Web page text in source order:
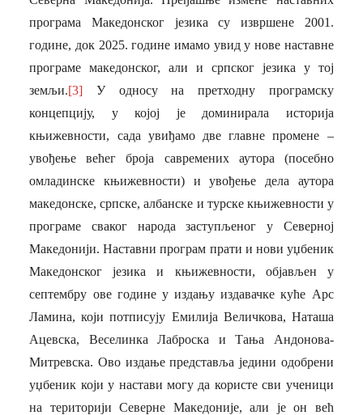
програма Македонског језика су извршене 2001.
године, док 2025. године имамо увид у нове наставне
програме македонског, али и српског језика у тој
земљи.[3] У односу на претходну програмску
концепцију, у којој је доминирала историја
књижевности, сада увиђамо две главне промене –
увођење већег броја савремених аутора (посебно
омладинске књижевности) и увођење дела аутора
македонске, српске, албанске и турске књижевности у
програме сваког народа заступљеног у Северној
Македонији. Наставни програм прати и нови уџбеник
Македонског језика и књижевности, објављен у
септембру ове године у издању издавачке куће Арс
Ламина, који потписују Емилија Величкова, Наташа
Ацевска, Веселинка Лаброска и Тања Андонова-
Митревска. Ово издање представља једини одобрени
уџбеник који у настави могу да користе сви ученици
на територији Северне Македоније, али је он већ